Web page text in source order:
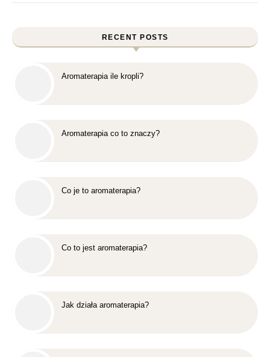
RECENT POSTS
Aromaterapia ile kropli?
Aromaterapia co to znaczy?
Co je to aromaterapia?
Co to jest aromaterapia?
Jak działa aromaterapia?